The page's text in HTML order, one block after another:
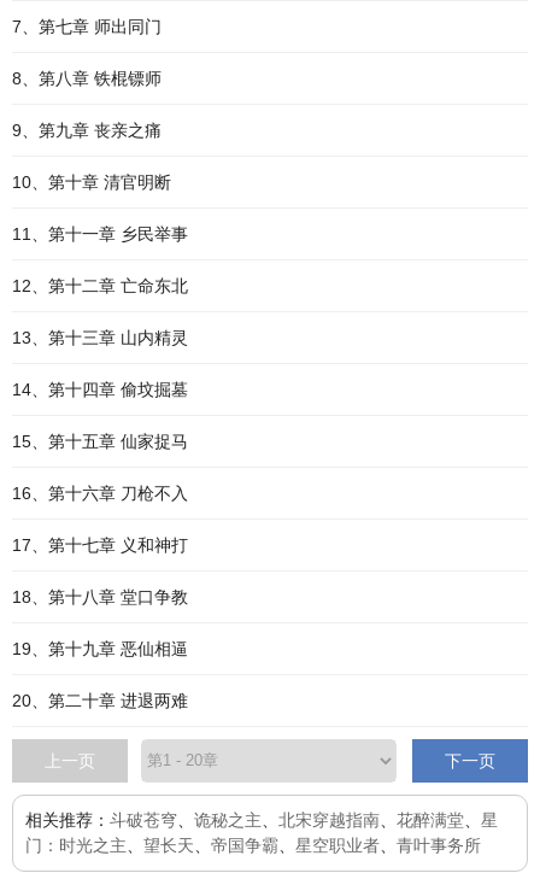
7、第七章 师出同门
8、第八章 铁棍镖师
9、第九章 丧亲之痛
10、第十章 清官明断
11、第十一章 乡民举事
12、第十二章 亡命东北
13、第十三章 山内精灵
14、第十四章 偷坟掘墓
15、第十五章 仙家捉马
16、第十六章 刀枪不入
17、第十七章 义和神打
18、第十八章 堂口争教
19、第十九章 恶仙相逼
20、第二十章 进退两难
上一页 下一页
相关推荐： 斗破苍穹 诡秘之主 北宋穿越指南 花醉满堂
星
门：时光之主
望长天 帝国争霸 星空职业者 青叶事务所